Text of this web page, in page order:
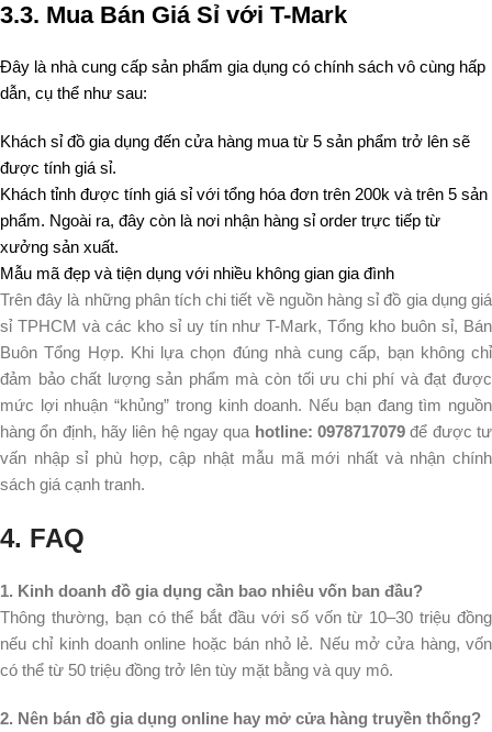
3.3. Mua Bán Giá Sỉ với T-Mark
Đây là nhà cung cấp sản phẩm gia dụng có chính sách vô cùng hấp
dẫn, cụ thể như sau:
Khách sỉ đồ gia dụng đến cửa hàng mua từ 5 sản phẩm trở lên sẽ
được tính giá sỉ.
Khách tỉnh được tính giá sỉ với tổng hóa đơn trên 200k và trên 5 sản
phẩm. Ngoài ra, đây còn là nơi nhận hàng sỉ order trực tiếp từ
xưởng sản xuất.
Mẫu mã đẹp và tiện dụng với nhiều không gian gia đình
Trên đây là những phân tích chi tiết về nguồn hàng sỉ đồ gia dụng giá
sỉ TPHCM và các kho sỉ uy tín như T-Mark, Tổng kho buôn sỉ, Bán
Buôn Tổng Hợp. Khi lựa chọn đúng nhà cung cấp, bạn không chỉ
đảm bảo chất lượng sản phẩm mà còn tối ưu chi phí và đạt được
mức lợi nhuận “khủng” trong kinh doanh. Nếu bạn đang tìm nguồn
hàng ổn định, hãy liên hệ ngay qua hotline: 0978717079 để được tư
vấn nhập sỉ phù hợp, cập nhật mẫu mã mới nhất và nhận chính
sách giá cạnh tranh.
4. FAQ
1. Kinh doanh đồ gia dụng cần bao nhiêu vốn ban đầu?
Thông thường, bạn có thể bắt đầu với số vốn từ 10–30 triệu đồng
nếu chỉ kinh doanh online hoặc bán nhỏ lẻ. Nếu mở cửa hàng, vốn
có thể từ 50 triệu đồng trở lên tùy mặt bằng và quy mô.
2. Nên bán đồ gia dụng online hay mở cửa hàng truyền thống?